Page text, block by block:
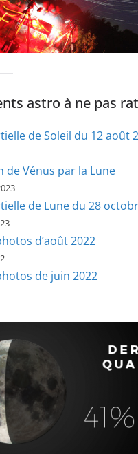
astro à ne pas
de Soleil du 12 août
de Vénus par la Lune
de Lune du 28
d’août 2022
de juin 2022